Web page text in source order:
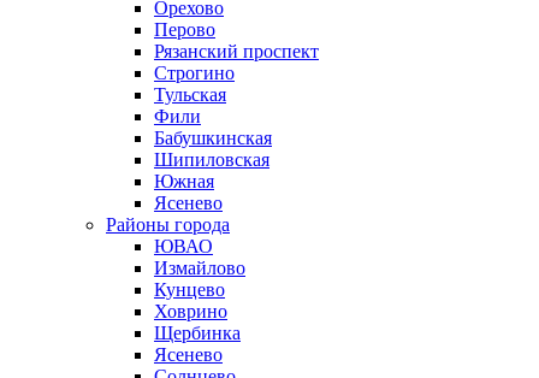
Орехово
Перово
Рязанский проспект
Строгино
Тульская
Фили
Бабушкинская
Шипиловская
Южная
Ясенево
Районы города
ЮВАО
Измайлово
Кунцево
Ховрино
Щербинка
Ясенево